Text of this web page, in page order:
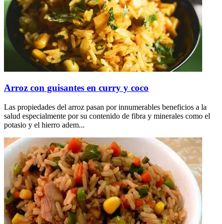
Arroz con guisantes en curry y coco
Las propiedades del arroz pasan por innumerables beneficios a la
salud especialmente por su contenido de fibra y minerales como el
potasio y el hierro adem...